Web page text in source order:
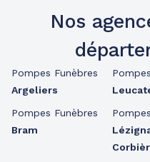
Nos
Pompes Funèbres
Argeliers
Pompes Funèbres
Bram